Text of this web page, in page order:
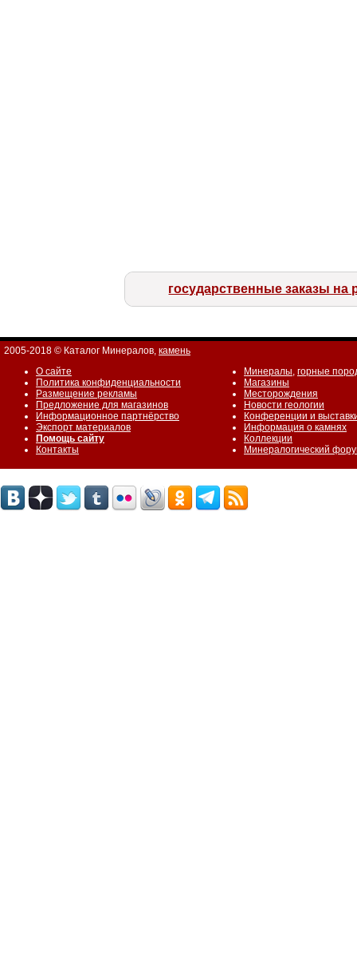
государственные заказы на
2005-2018 © Каталог Минералов, камень
О сайте
Политика конфиденциальности
Размещение рекламы
Предложение для магазинов
Информационное партнёрство
Экспорт материалов
Помощь сайту
Контакты
Минералы, горные
Магазины
Месторождения
Новости геологии
Конференции и
Информация о камнях
Коллекции
Минералогический